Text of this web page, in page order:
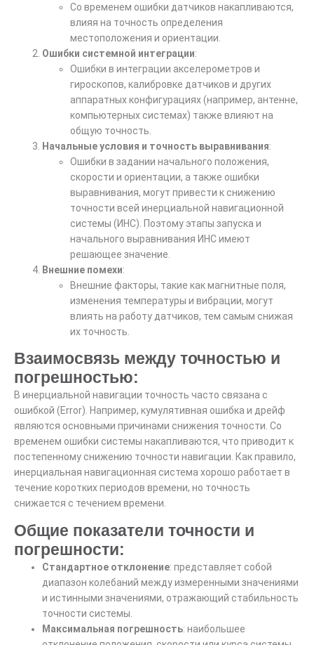
Со временем ошибки датчиков накапливаются,
влияя на точность определения
местоположения и ориентации.
Ошибки системной интеграции:
Ошибки в интеграции акселерометров и
гироскопов, калибровке датчиков и других
аппаратных конфигурациях (например, антенне,
компьютерных системах) также влияют на
общую точность.
Начальные условия и точность выравнивания:
Ошибки в задании начального положения,
скорости и ориентации, а также ошибки
выравнивания, могут привести к снижению
точности всей инерциальной навигационной
системы (ИНС). Поэтому этапы запуска и
начального выравнивания ИНС имеют
решающее значение.
Внешние помехи:
Внешние факторы, такие как магнитные поля,
изменения температуры и вибрации, могут
влиять на работу датчиков, тем самым снижая
их точность.
Взаимосвязь между точностью и
погрешностью:
В инерциальной навигации точность часто связана с
ошибкой (Error). Например, кумулятивная ошибка и дрейф
являются основными причинами снижения точности. Со
временем ошибки системы накапливаются, что приводит к
постепенному снижению точности навигации. Как правило,
инерциальная навигационная система хорошо работает в
течение коротких периодов времени, но точность
снижается с течением времени.
Общие показатели точности и
погрешности:
Стандартное отклонение: представляет собой
диапазон колебаний между измеренными значениями
и истинными значениями, отражающий стабильность
точности системы.
Максимальная погрешность: наибольшее